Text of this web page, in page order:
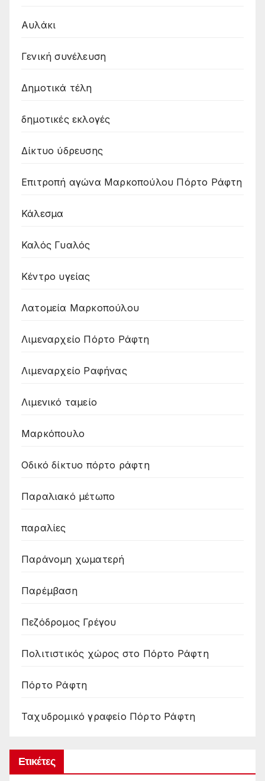
Αυλάκι
Γενική συνέλευση
Δημοτικά τέλη
δημοτικές εκλογές
Δίκτυο ύδρευσης
Επιτροπή αγώνα Μαρκοπούλου Πόρτο Ράφτη
Κάλεσμα
Καλός Γυαλός
Κέντρο υγείας
Λατομεία Μαρκοπούλου
Λιμεναρχείο Πόρτο Ράφτη
Λιμεναρχείο Ραφήνας
Λιμενικό ταμείο
Μαρκόπουλο
Οδικό δίκτυο πόρτο ράφτη
Παραλιακό μέτωπο
παραλίες
Παράνομη χωματερή
Παρέμβαση
Πεζόδρομος Γρέγου
Πολιτιστικός χώρος στο Πόρτο Ράφτη
Πόρτο Ράφτη
Ταχυδρομικό γραφείο Πόρτο Ράφτη
Ετικέτες